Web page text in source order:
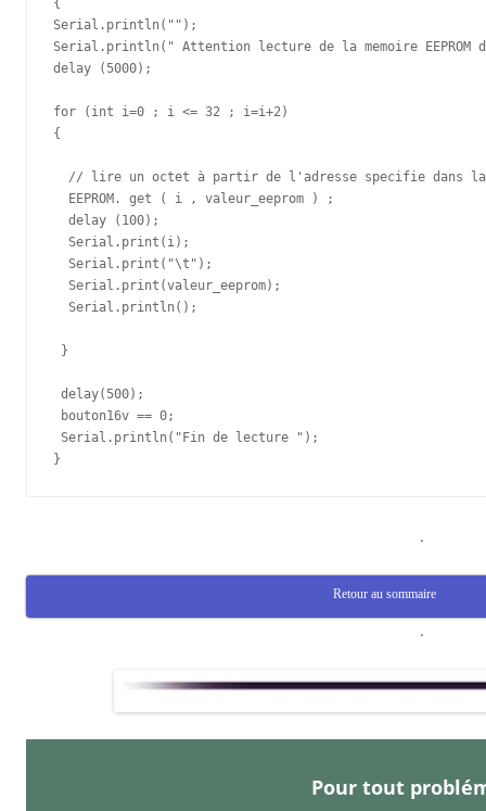
Serial.println("");
Serial.println(" Attention lecture de la memoire EEPROM
delay (5000);
for (int i=0 ; i <= 32 ; i=i+2)
{
// lire un octet à partir de l'adresse specifie dans
  EEPROM. get ( i , valeur_eeprom ) ;
  delay (100);
  Serial.print(i);
  Serial.print("\t");
  Serial.print(valeur_eeprom);
  Serial.println();
}
delay(500);
bouton16v == 0;
Serial.println("Fin de lecture ");
}
.
Retour au sommaire
.
Pour tout